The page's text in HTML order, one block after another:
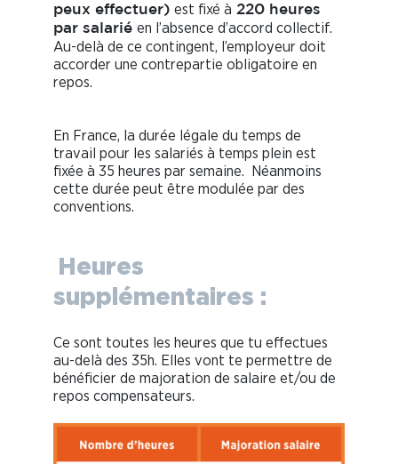
peux effectuer) est fixé à 220 heures
par salarié en l’absence d’accord collectif.
Au-delà de ce contingent, l’employeur doit
accorder une contrepartie obligatoire en
repos.
En France, la durée légale du temps de
travail pour les salariés à temps plein est
fixée à 35 heures par semaine. Néanmoins
cette durée peut être modulée par des
conventions.
Heures
supplémentaires :
Ce sont toutes les heures que tu effectues
au-delà des 35h. Elles vont te permettre de
bénéficier de majoration de salaire et/ou de
repos compensateurs.